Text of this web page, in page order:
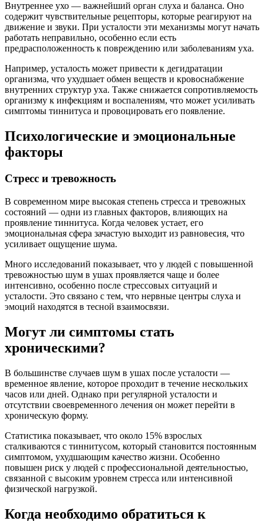
Внутреннее ухо — важнейший орган слуха и баланса. Оно
содержит чувствительные рецепторы, которые реагируют на
движение и звуки. При усталости эти механизмы могут начать
работать неправильно, особенно если есть
предрасположенность к повреждению или заболеваниям уха.
Например, усталость может привести к дегидратации
организма, что ухудшает обмен веществ и кровоснабжение
внутренних структур уха. Также снижается сопротивляемость
организму к инфекциям и воспалениям, что может усиливать
симптомы тиннитуса и провоцировать его появление.
Психологические и эмоциональные
факторы
Стресс и тревожность
В современном мире высокая степень стресса и тревожных
состояний — одни из главных факторов, влияющих на
проявление тиннитуса. Когда человек устает, его
эмоциональная сфера зачастую выходит из равновесия, что
усиливает ощущение шума.
Много исследований показывает, что у людей с повышенной
тревожностью шум в ушах проявляется чаще и более
интенсивно, особенно после стрессовых ситуаций и
усталости. Это связано с тем, что нервные центры слуха и
эмоций находятся в тесной взаимосвязи.
Могут ли симптомы стать
хроническими?
В большинстве случаев шум в ушах после усталости —
временное явление, которое проходит в течение нескольких
часов или дней. Однако при регулярной усталости и
отсутствии своевременного лечения он может перейти в
хроническую форму.
Статистика показывает, что около 15% взрослых
сталкиваются с тиннитусом, который становится постоянным
симптомом, ухудшающим качество жизни. Особенно
повышен риск у людей с профессиональной деятельностью,
связанной с высоким уровнем стресса или интенсивной
физической нагрузкой.
Когда необходимо обратиться к